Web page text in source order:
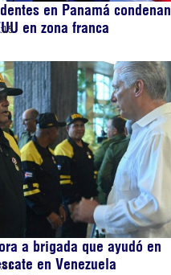
en Panamá condenan
en zona franca
a brigada que ayudó en
en Venezuela